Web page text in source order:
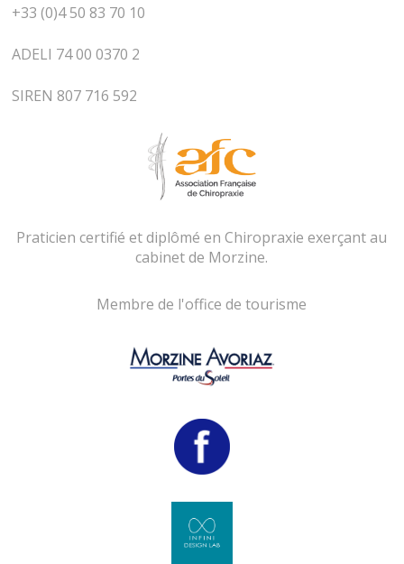
+33 (0)4 50 83 70 10
ADELI 74 00 0370 2
SIREN 807 716 592
Praticien certifié et diplômé en Chiropraxie exerçant au
cabinet de Morzine.
Membre de l'office de tourisme